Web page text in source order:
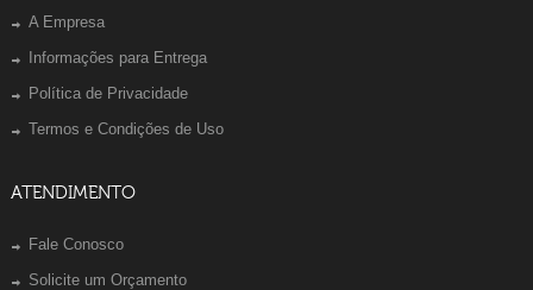
A Empresa
Informações para Entrega
Política de Privacidade
Termos e Condições de Uso
ATENDIMENTO
Fale Conosco
Solicite um Orçamento